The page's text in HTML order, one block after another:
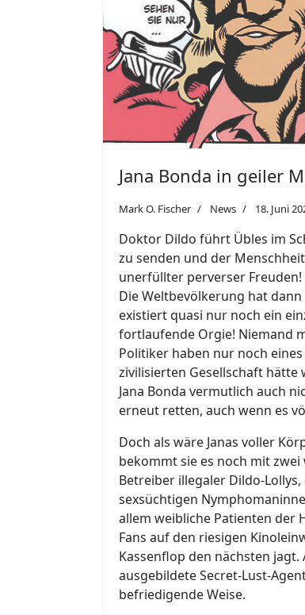
Jana Bonda in geiler
Mark O. Fischer News 18. Juni
Doktor Dildo führt Übles im
zu senden und der
unerfüllter perverser
Die Weltbevölkerung hat
existiert quasi nur noch ein
fortlaufende Orgie! Niemand
Politiker haben nur noch
zivilisierten Gesellschaft hätte
Jana Bonda vermutlich auch
erneut retten, auch wenn es
Doch als wäre Janas voller
bekommt sie es noch mit zwei
Betreiber illegaler Dildo-
sexsüchtigen
allem weibliche Patienten der
Fans auf den riesigen
Kassenflop den nächsten
ausgebildete Secret-Lust-
befriedigende Weise.